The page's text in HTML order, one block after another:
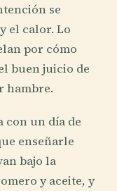
se
el calor. Lo
por cómo
buen juicio de
hambre.
con un día de
enseñarle
bajo la
y aceite, y